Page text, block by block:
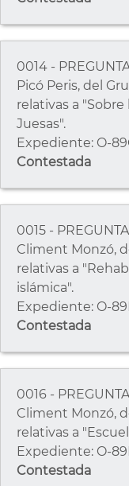
0014 -
Picó Peris, del
relativas a
Juesas".
Expediente: O-
Contestada
0015 -
Climent Monzó,
relativas a
islámica".
Expediente: O-
Contestada
0016 -
Climent Monzó,
relativas a
Expediente: O-
Contestada